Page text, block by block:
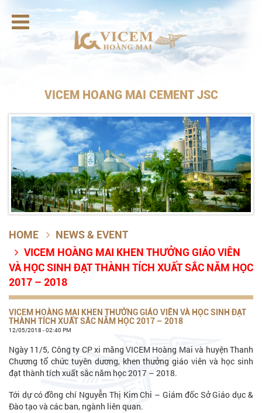

VICEM HOANG MAI CEMENT JSC
HOME  NEWS & EVENT
 VICEM HOÀNG MAI KHEN THƯỞNG GIÁO VIÊN
VÀ HỌC SINH ĐẠT THÀNH TÍCH XUẤT SẮC NĂM HỌC
2017 – 2018
VICEM HOÀNG MAI KHEN THƯỞNG GIÁO VIÊN VÀ HỌC SINH ĐẠT
THÀNH TÍCH XUẤT SẮC NĂM HỌC 2017 – 2018
12/05/2018 - 02:40 PM
Ngày 11/5, Công ty CP xi măng VICEM Hoàng Mai và huyện Thanh
Chương tổ chức tuyên dương, khen thưởng giáo viên và học sinh
đạt thành tích xuất sắc năm học 2017 – 2018.
Tới dự có đồng chí Nguyễn Thị Kim Chi – Giám đốc Sở Giáo dục &
Đào tạo và các ban, ngành liên quan.